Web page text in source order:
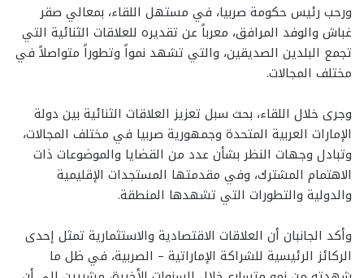
ورحب رئيس حكومة صربيا، في مستهل اللقاء، بمعالي صقر
غباش والوفد المرافق، معرباً عن تقديره للعلاقات الثنائية التي
تجمع البلدين الصديقين، والتي تشهد نمواً وتطوراً متواصلاً في
مختلف المجالات.
وجرى خلال اللقاء، بحث سبل تعزيز العلاقات الثنائية بين دولة
الإمارات العربية المتحدة وجمهورية صربيا في مختلف المجالات،
وتبادل وجهات النظر بشأن عدد من القضايا والموضوعات ذات
الاهتمام المشترك، وفي مقدمتها المستجدات الإقليمية
والدولية والتطورات التي تشهدها المنطقة.
وأكد الجانبان أن العلاقات الاقتصادية والاستثمارية تمثل إحدى
الركائز الرئيسية للشراكة الإماراتية – الصربية، في ظل ما